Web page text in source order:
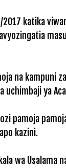
katika
na kampuni
uchimbaji ya
pamoja
kazini.
wa Usalama